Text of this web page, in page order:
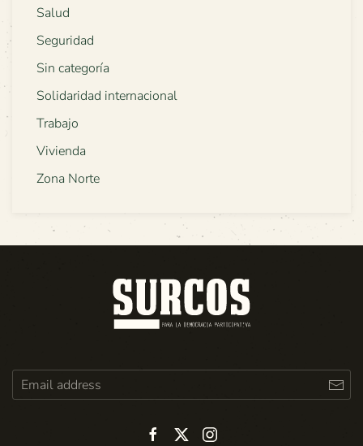
Salud
Seguridad
Sin categoría
Solidaridad internacional
Trabajo
Vivienda
Zona Norte